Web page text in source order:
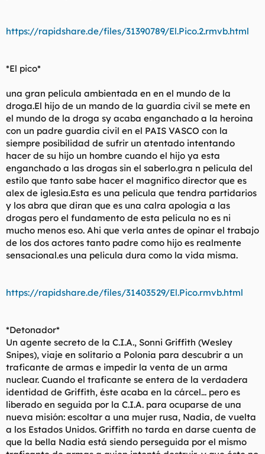
https://rapidshare.de/files/31390789/El.Pico.2.rmvb.html
*El pico*
una gran pelicula ambientada en en el mundo de la
droga.El hijo de un mando de la guardia civil se mete en
el mundo de la droga sy acaba enganchado a la heroina
con un padre guardia civil en el PAIS VASCO con la
siempre posibilidad de sufrir un atentado intentando
hacer de su hijo un hombre cuando el hijo ya esta
enganchado a las drogas sin el saberlo.gra n pelicula del
estilo que tanto sabe hacer el magnifico director que es
alex de iglesia.Esta es una pelicula que tendra partidarios
y los abra que diran que es una calra apologia a las
drogas pero el fundamento de esta pelicula no es ni
mucho menos eso. Ahi que verla antes de opinar el trabajo
de los dos actores tanto padre como hijo es realmente
sensacional.es una pelicula dura como la vida misma.
https://rapidshare.de/files/31403529/El.Pico.rmvb.html
*Detonador*
Un agente secreto de la C.I.A., Sonni Griffith (Wesley
Snipes), viaje en solitario a Polonia para descubrir a un
traficante de armas e impedir la venta de un arma
nuclear. Cuando el traficante se entera de la verdadera
identidad de Griffith, éste acaba en la cárcel... pero es
liberado en seguida por la C.I.A. para ocuparse de una
nueva misión: escoltar a una mujer rusa, Nadia, de vuelta
a los Estados Unidos. Griffith no tarda en darse cuenta de
que la bella Nadia está siendo perseguida por el mismo